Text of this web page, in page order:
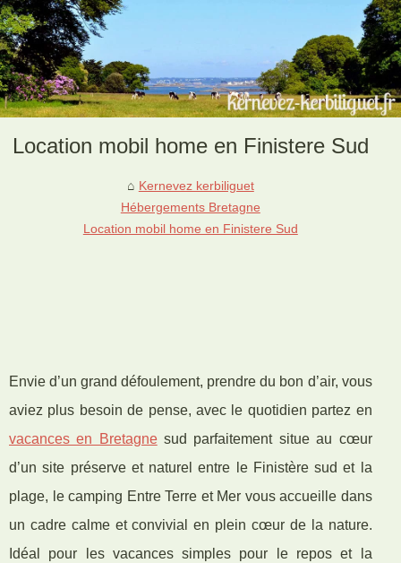
Location mobil home en Finistere Sud
Kernevez kerbiliguet
Hébergements Bretagne
Location mobil home en Finistere Sud
Envie d’un grand défoulement, prendre du bon d’air, vous
aviez plus besoin de pense, avec le quotidien partez en
vacances en Bretagnesud parfaitement situe au cœur
d’un site préserve et naturel entre le Finistère sud et la
plage, le camping Entre Terre et Mer vous accueille dans
un cadre calme et convivial en plein cœur de la nature.
Idéal pour les vacances simples pour le repos et la